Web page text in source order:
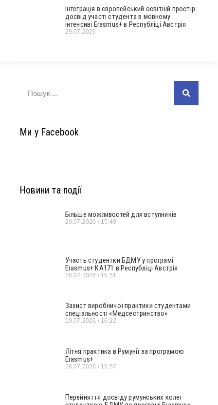
Інтеграція в європейський освітній простір:
досвід участі студента в мовному
інтенсиві Erasmus+ в Республіці Австрія
29.07.2026
Ми у Facebook
Новини та події
Більше можливостей для вступників
20.07.2026 15:49
Участь студентки БДМУ у програмі
Erasmus+ KA171 в Республіці Австрія
28.07.2026 15:51
Захист виробничої практики студентами
спеціальності «Медсестринство»
10.07.2026 16:22
Літня практика в Румунії за програмою
Erasmus+
28.07.2026 15:57
Перейняття досвіду румунських колег